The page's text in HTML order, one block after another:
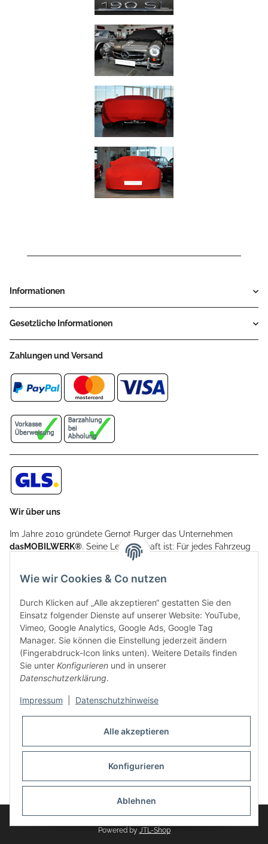
Informationen
Gesetzliche Informationen
Zahlungen und Versand
Wir über uns
Im Jahre 2010 gründete Gernot Burger das Unternehmen
dasMOBILWERK®. Seine Leidenschaft ist: Für jedes Fahrzeug
ein Car Cover anzubieten - passgenau und individuell.
weitere Produkte, wie Reifenschuhe, Hardtopständer hinzu.
sind mit hochwertigen Techniken und Materialien gefertigt.
dasMOBILWERK® ist seit der Gründung ein
Familienunternehmen, welches sich seit 2010 auf
Wachstumskurs befindet. Hier haben Sie zu den üblichen
Geschäftszeiten immer einen persönlichen Ansprechpartner,
sofern Sie Fragen rund um die Produkte von dasMOBILWERK
* Alle Preise inkl. gesetzlicher USt., zzgl.Versand
Powered by JTL-Shop
Wie wir Cookies & Co nutzen
Durch Klicken auf „Alle akzeptieren“ gestatten Sie den
Einsatz folgender Dienste auf unserer Website: YouTube,
Vimeo, Google Analytics, Google Ads, Google Tag
Manager. Sie können die Einstellung jederzeit ändern
(Fingerabdruck-Icon links unten). Weitere Details finden
Sie unter Konfigurieren und in unserer
Datenschutzerklärung.
Impressum Datenschutzhinweise
Alle akzeptieren
Konfigurieren
Ablehnen